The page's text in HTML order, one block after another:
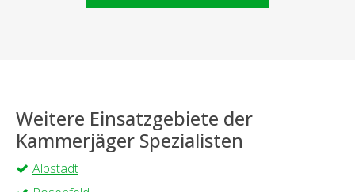
Weitere Einsatzgebiete der
Kammerjäger Spezialisten
Albstadt